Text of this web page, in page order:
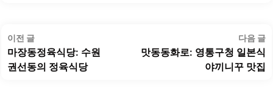
글
탐
색
이전 글이
전
글:
마장동정육식당: 수원
권선동의 정육식당
다음 글
맛동동화로: 영통구청 일본식
야끼니꾸 맛집